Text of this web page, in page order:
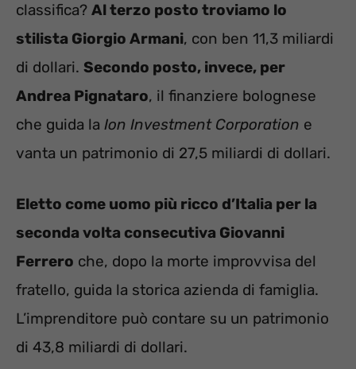
classifica? Al terzo posto troviamo lo
stilista Giorgio Armani, con ben 11,3 miliardi
di dollari. Secondo posto, invece, per
Andrea Pignataro, il finanziere bolognese
che guida la Ion Investment Corporation e
vanta un patrimonio di 27,5 miliardi di dollari.
Eletto come uomo più ricco d’Italia per la
seconda volta consecutiva Giovanni
Ferrero che, dopo la morte improvvisa del
fratello, guida la storica azienda di famiglia.
L’imprenditore può contare su un patrimonio
di 43,8 miliardi di dollari.